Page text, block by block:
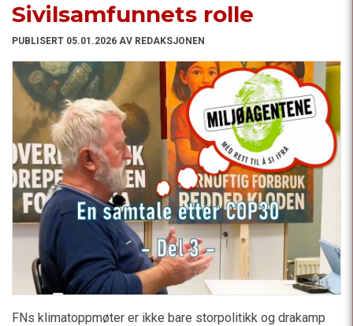
Sivilsamfunnets rolle
PUBLISERT 05.01.2026 AV REDAKSJONEN
FNs klimatoppmøter er ikke bare storpolitikk og drakamp